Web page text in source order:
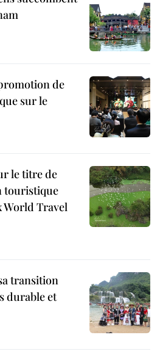
de
sur le
le titre de
touristique
World Travel
transition
durable et